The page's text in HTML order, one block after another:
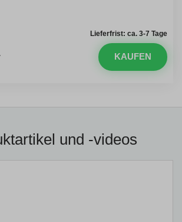
Lieferfrist: ca. 3-7 Tage
KAUFEN
und -videos